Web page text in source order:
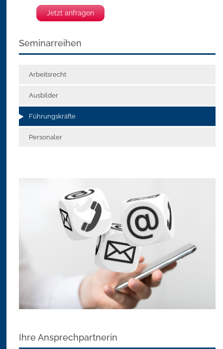
Seminarreihen
Arbeitsrecht
Ausbilder
Führungskräfte
Personaler
Ihre Ansprechpartnerin
Jetzt anfragen